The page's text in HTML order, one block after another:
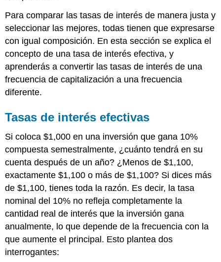
Para comparar las tasas de interés de manera justa y
seleccionar las mejores, todas tienen que expresarse
con igual composición. En esta sección se explica el
concepto de una tasa de interés efectiva, y
aprenderás a convertir las tasas de interés de una
frecuencia de capitalización a una frecuencia
diferente.
Tasas de interés efectivas
Si coloca $1,000 en una inversión que gana 10%
compuesta semestralmente, ¿cuánto tendrá en su
cuenta después de un año? ¿Menos de $1,100,
exactamente $1,100 o más de $1,100? Si dices más
de $1,100, tienes toda la razón. Es decir, la tasa
nominal del 10% no refleja completamente la
cantidad real de interés que la inversión gana
anualmente, lo que depende de la frecuencia con la
que aumente el principal. Esto plantea dos
interrogantes: